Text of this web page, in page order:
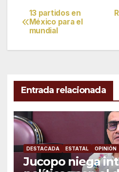
Navegación
de
13 partidos en
México para el
mundial
Entrada relacionada
DESTACADA ESTATAL OPINIÓN
Jucopo niega